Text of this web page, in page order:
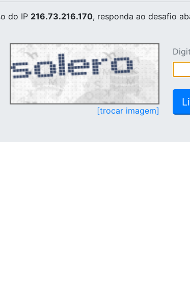
do IP 216.73.216.170, responda ao desafio
[trocar imagem]